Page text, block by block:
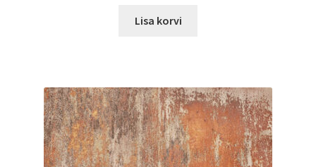
Lisa korvi